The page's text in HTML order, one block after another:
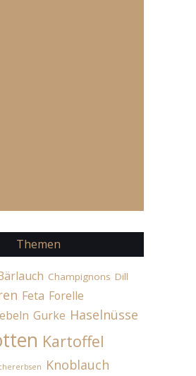
Themen
Champignons Dill
Feta Forelle
Gurke Haselnüsse
Kartoffel
Knoblauch